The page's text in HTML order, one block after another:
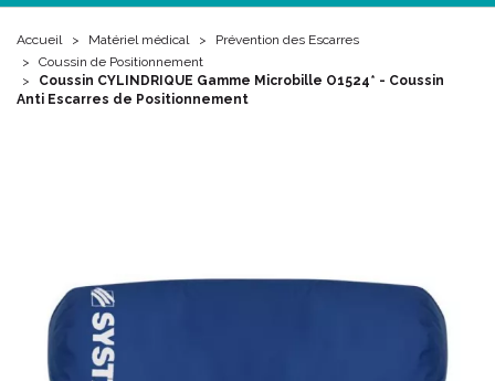
Accueil Matériel médical
Prévention des Escarres
Coussin de Positionnement
Coussin CYLINDRIQUE Gamme Microbille O1524* - Coussin
Anti Escarres de Positionnement